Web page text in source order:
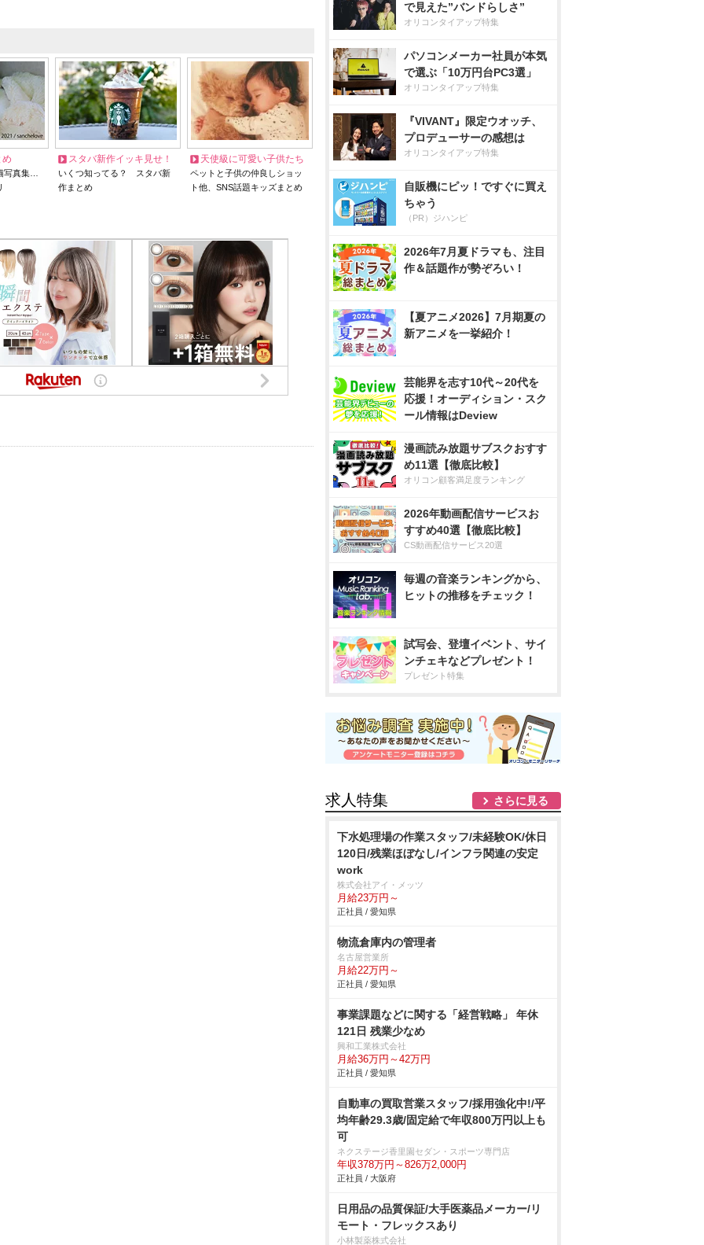
め
写真集…
スタバ新作イッキ見せ！
いくつ知ってる？ スタバ新
作まとめ
天使級に可愛い子供たち
ペットと子供の仲良しショッ
ト他、SNS話題キッズまとめ
で見えた”バンドらしさ”
オリコンタイアップ特集
パソコンメーカー社員が本気
で選ぶ「10万円台PC3選」
オリコンタイアップ特集
『VIVANT』限定ウオッチ、
プロデューサーの感想は
オリコンタイアップ特集
自販機にピッ！ですぐに買え
ちゃう
（PR）ジハンピ
2026年7月夏ドラマも、注目
作＆話題作が勢ぞろい！
【夏アニメ2026】7月期夏の
新アニメを一挙紹介！
芸能界を志す10代～20代を
応援！オーディション・スク
ール情報はDeview
漫画読み放題サブスクおすす
め11選【徹底比較】
オリコン顧客満足度ランキング
2026年動画配信サービスお
すすめ40選【徹底比較】
CS動画配信サービス20選
毎週の音楽ランキングから、
ヒットの推移をチェック！
試写会、登壇イベント、サイ
ンチェキなどプレゼント！
プレゼント特集
求人特集 さらに見る
下水処理場の作業スタッフ/未経験OK/休日
120日/残業ほぼなし/インフラ関連の安定
work
株式会社アイ・メッツ
月給23万円～
正社員 / 愛知県
物流倉庫内の管理者
名古屋営業所
月給22万円～
正社員 / 愛知県
事業課題などに関する「経営戦略」 年休
121日 残業少なめ
興和工業株式会社
月給36万円～42万円
正社員 / 愛知県
自動車の買取営業スタッフ/採用強化中!/平
均年齢29.3歳/固定給で年収800万円以上も
可
ネクステージ香里園セダン・スポーツ専門店
年収378万円～826万2,000円
正社員 / 大阪府
日用品の品質保証/大手医薬品メーカー/リ
モート・フレックスあり
小林製薬株式会社